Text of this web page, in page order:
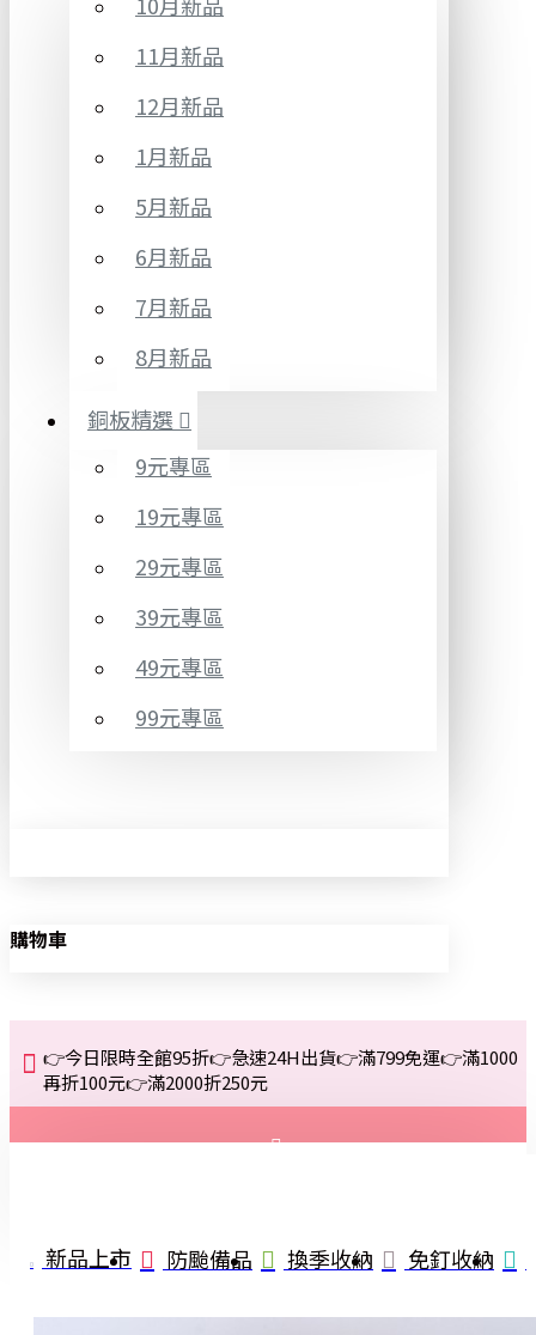
11月新品
12月新品
1月新品
5月新品
6月新品
7月新品
8月新品
銅板精選
9元專區
19元專區
29元專區
39元專區
49元專區
99元專區
購物車
👉今日限時全館95折👉急速24H出貨👉滿799免運👉滿1000
再折100元👉滿2000折250元
註冊
詢問
新品上市 防颱備品 換季收納 免釘收納